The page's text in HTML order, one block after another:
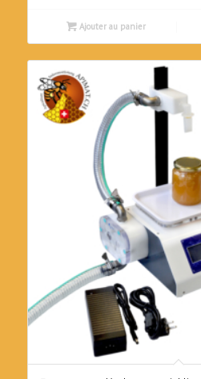
Ajouter au panier